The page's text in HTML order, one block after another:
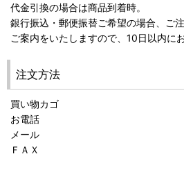
代金引換の場合は商品到着時。
銀行振込・郵便振替ご希望の場合、ご
ご案内をいたしますので、10日以内に
注文方法
買い物カゴ
お電話
メール
ＦＡＸ